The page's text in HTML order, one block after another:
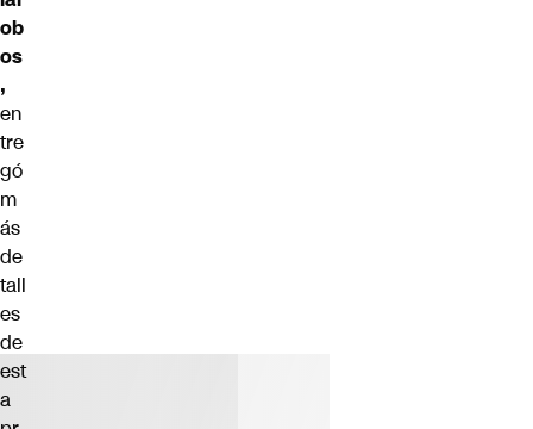
ob
os
,
en
tre
gó
m
ás
de
tall
es
de
est
a